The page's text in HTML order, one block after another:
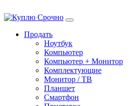
Продать
Ноутбук
Компьютер
Компьютер + Монитор
Комплектующие
Монитор / ТВ
Планшет
Смартфон